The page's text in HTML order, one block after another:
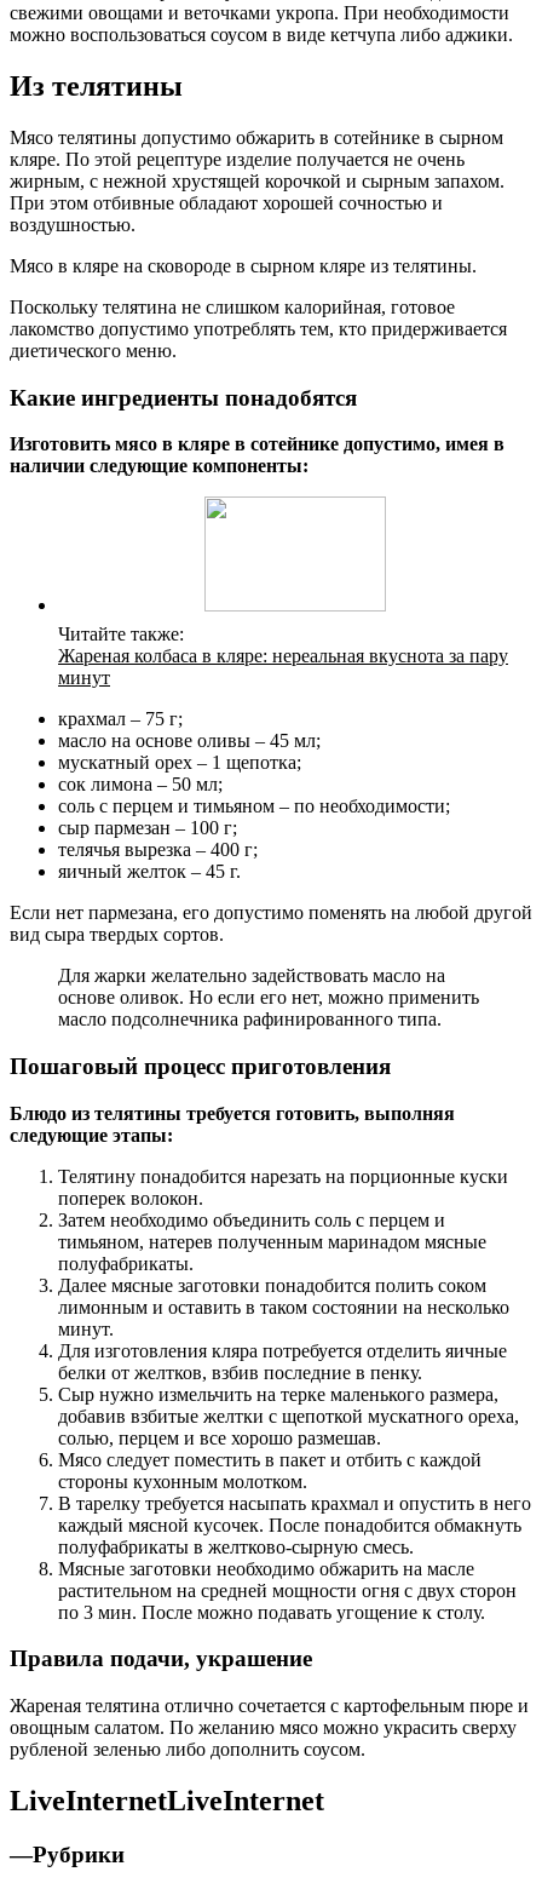
свежими овощами и веточками укропа. При необходимости
можно воспользоваться соусом в виде кетчупа либо аджики.
Из телятины
Мясо телятины допустимо обжарить в сотейнике в сырном
кляре. По этой рецептуре изделие получается не очень
жирным, с нежной хрустящей корочкой и сырным запахом.
При этом отбивные обладают хорошей сочностью и
воздушностью.
Мясо в кляре на сковороде в сырном кляре из телятины.
Поскольку телятина не слишком калорийная, готовое
лакомство допустимо употреблять тем, кто придерживается
диетического меню.
Какие ингредиенты понадобятся
Изготовить мясо в кляре в сотейнике допустимо, имея в
наличии следующие компоненты:
Читайте также:
Жареная колбаса в кляре: нереальная вкуснота за пару
минут
крахмал – 75 г;
масло на основе оливы – 45 мл;
мускатный орех – 1 щепотка;
сок лимона – 50 мл;
соль с перцем и тимьяном – по необходимости;
сыр пармезан – 100 г;
телячья вырезка – 400 г;
яичный желток – 45 г.
Если нет пармезана, его допустимо поменять на любой другой
вид сыра твердых сортов.
Для жарки желательно задействовать масло на
основе оливок. Но если его нет, можно применить
масло подсолнечника рафинированного типа.
Пошаговый процесс приготовления
Блюдо из телятины требуется готовить, выполняя
следующие этапы:
Телятину понадобится нарезать на порционные куски
поперек волокон.
Затем необходимо объединить соль с перцем и
тимьяном, натерев полученным маринадом мясные
полуфабрикаты.
Далее мясные заготовки понадобится полить соком
лимонным и оставить в таком состоянии на несколько
минут.
Для изготовления кляра потребуется отделить яичные
белки от желтков, взбив последние в пенку.
Сыр нужно измельчить на терке маленького размера,
добавив взбитые желтки с щепоткой мускатного ореха,
солью, перцем и все хорошо размешав.
Мясо следует поместить в пакет и отбить с каждой
стороны кухонным молотком.
В тарелку требуется насыпать крахмал и опустить в него
каждый мясной кусочек. После понадобится обмакнуть
полуфабрикаты в желтково-сырную смесь.
Мясные заготовки необходимо обжарить на масле
растительном на средней мощности огня с двух сторон
по 3 мин. После можно подавать угощение к столу.
Правила подачи, украшение
Жареная телятина отлично сочетается с картофельным пюре и
овощным салатом. По желанию мясо можно украсить сверху
рубленой зеленью либо дополнить соусом.
LiveInternetLiveInternet
—Рубрики